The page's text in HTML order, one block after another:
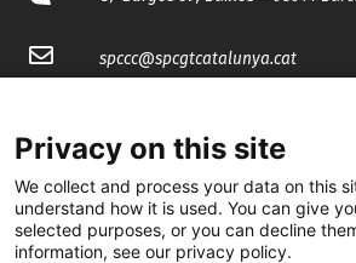
spccc@spcgtcatalunya.cat
@CGTCatalunya
cgtcatalunya
Privacy on this site
We collect and process your data on this
understand how it is used. You can give
selected purposes, or you can decline
information, see our privacy policy.